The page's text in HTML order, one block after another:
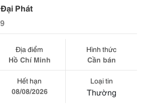
Phát
Địa điểm
Hồ Chí Minh
Hình thức
Cần bán
Hết hạn
08/08/2026
Loại tin
Thường